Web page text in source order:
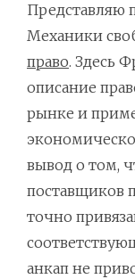
Представляю
Механики
право. Здесь
описание
рынке и
вывод о том,
поставщиков
точно
анкап не